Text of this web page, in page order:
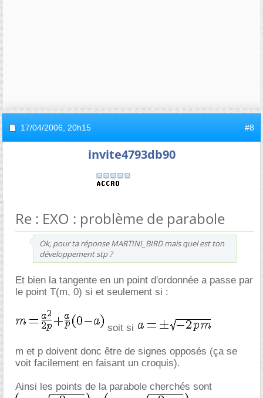
17/04/2006, 20h15 #8
invite4793db90
Re : EXO : problème de parabole
Ok, pour ta réponse MARTINI_BIRD mais quel est ton
développement stp ?
Et bien la tangente en un point d'ordonnée a passe par
le point T(m, 0) si et seulement si :
soit si
m et p doivent donc être de signes opposés (ça se
voit facilement en faisant un croquis).
Ainsi les points de la parabole cherchés sont